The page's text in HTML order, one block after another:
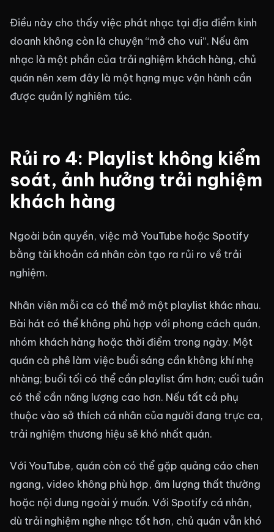
Điều này cho thấy việc phát nhạc tại địa điểm kinh
doanh không còn là chuyện “mở cho vui”. Nếu âm
nhạc là một phần của trải nghiệm khách hàng, chủ
quán nên xem đây là một hạng mục vận hành cần
được quản lý nghiêm túc.
Rủi ro 4: Playlist không kiểm
soát, ảnh hưởng trải nghiệm
khách hàng
Ngoài bản quyền, việc mở YouTube hoặc Spotify
bằng tài khoản cá nhân còn tạo ra rủi ro về trải
nghiệm.
Nhân viên mỗi ca có thể mở một playlist khác nhau.
Bài hát có thể không phù hợp với phong cách quán,
nhóm khách hàng hoặc thời điểm trong ngày. Một
quán cà phê làm việc buổi sáng cần không khí nhẹ
nhàng; buổi tối có thể cần playlist ấm hơn; cuối tuần
có thể cần năng lượng cao hơn. Nếu tất cả phụ
thuộc vào sở thích cá nhân của người đang trực ca,
trải nghiệm thương hiệu sẽ khó nhất quán.
Với YouTube, quán còn có thể gặp quảng cáo chen
ngang, video không phù hợp, âm lượng thất thường
hoặc nội dung ngoài ý muốn. Với Spotify cá nhân,
dù trải nghiệm nghe nhạc tốt hơn, chủ quán vẫn khó